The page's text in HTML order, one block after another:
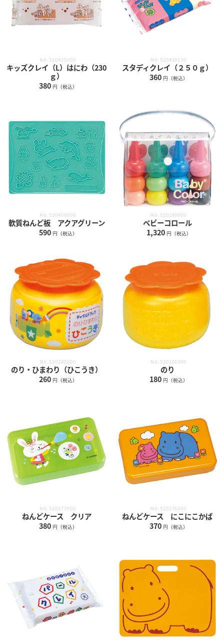
No.520425000
キッズクレイ（L）はにわ（230
ｇ）
380 円（税込）
No.520419130
スタディクレイ（２５０ｇ）
360 円（税込）
No.520409000
軟質ねんど板 アクアグリーン
590 円（税込）
No.520289000
ベビーコロール
1,320 円（税込）
No.520285000
のり・ひまわり（ひこうき）
260 円（税込）
No.520281000
のり
180 円（税込）
No.520277000
ねんどケース クリア
380 円（税込）
No.520276000
ねんどケース にこにこかば
370 円（税込）